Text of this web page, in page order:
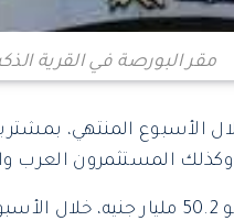
مقر البورصة في القرية
الأسبوع المنتهي،
وكذلك المستثمرون